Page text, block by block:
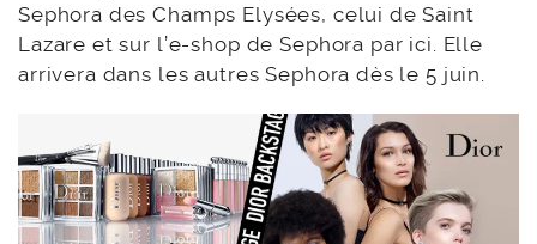
Sephora des Champs Elysées, celui de Saint
Lazare et sur l’e-shop de Sephora par ici. Elle
arrivera dans les autres Sephora dès le 5 juin.